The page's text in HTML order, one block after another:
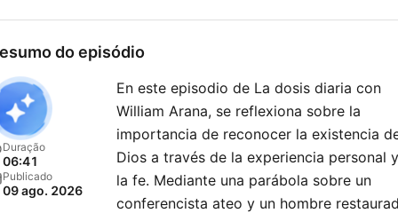
a toda persona. Marcos
oyente por la palabra que
entrego. Hechos 10:38
Creemos que hemos sido
restaurados para restaurar.
Jeremias 33:6 Nuestros
do episódio
Duração
06:41
Publicado
09 ago. 2026
En este episodio de La dosis diaria con
William Arana, se reflexiona sobre la
importancia de reconocer la existencia
Dios a través de la experiencia personal y
la fe. Mediante una parábola sobre un
conferencista ateo y un hombre